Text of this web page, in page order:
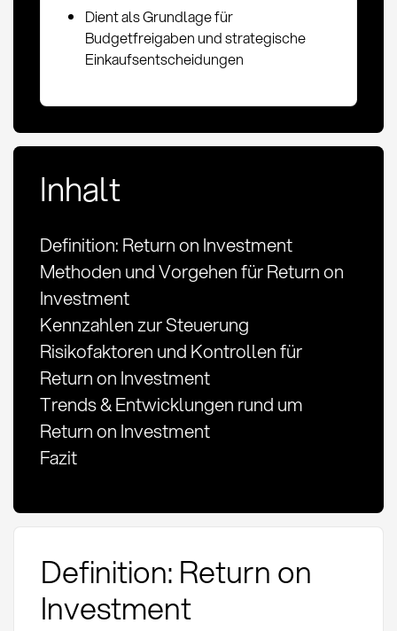
Dient als Grundlage für
Budgetfreigaben und strategische
Einkaufsentscheidungen
Inhalt
Definition: Return on Investment
Methoden und Vorgehen für Return on
Investment
Kennzahlen zur Steuerung
Risikofaktoren und Kontrollen für
Return on Investment
Trends & Entwicklungen rund um
Return on Investment
Fazit
Definition: Return on
Investment